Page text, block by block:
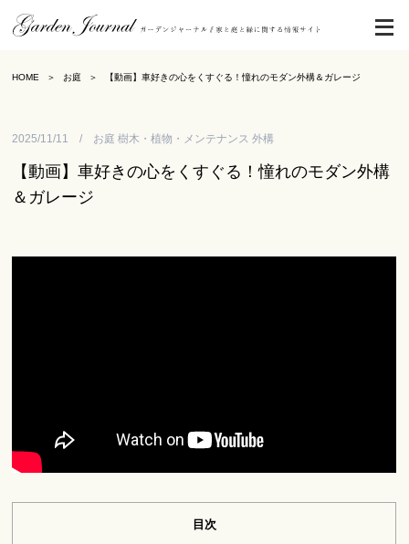
HOME お庭 【動画】車好きの心をくすぐる！憧れのモダン外構＆ガレージ
2025/11/11 / お庭 樹木・植物・メンテナンス 外構
【動画】車好きの心をくすぐる！憧れのモダン外構
＆ガレージ
目次